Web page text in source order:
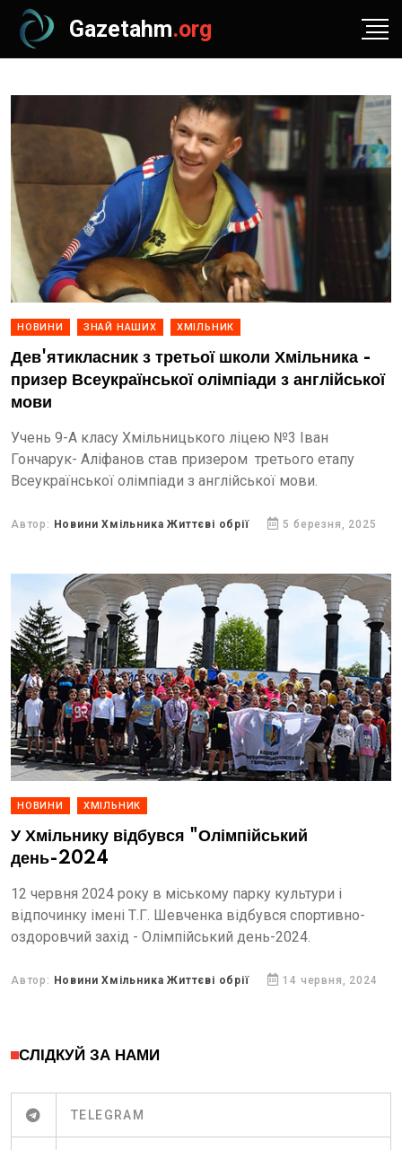
Gazetahm.org
НОВИНИ ЗНАЙ НАШИХ ХМІЛЬНИК
Дев'ятикласник з третьої школи Хмільника -
призер Всеукраїнської олімпіади з англійської
мови
Учень 9-А класу Хмільницького ліцею №3 Іван
Гончарук- Аліфанов став призером третього етапу
Всеукраїнської олімпіади з англійської мови.
Автор: Новини Хмільника Життєві обрії 5 березня, 2025
НОВИНИ ХМІЛЬНИК
У Хмільнику відбувся "Олімпійський
день-2024
12 червня 2024 року в міському парку культури і
відпочинку імені Т.Г. Шевченка відбувся спортивно-
оздоровчий захід - Олімпійський день-2024.
Автор: Новини Хмільника Життєві обрії 14 червня, 2024
СЛІДКУЙ ЗА НАМИ
TELEGRAM